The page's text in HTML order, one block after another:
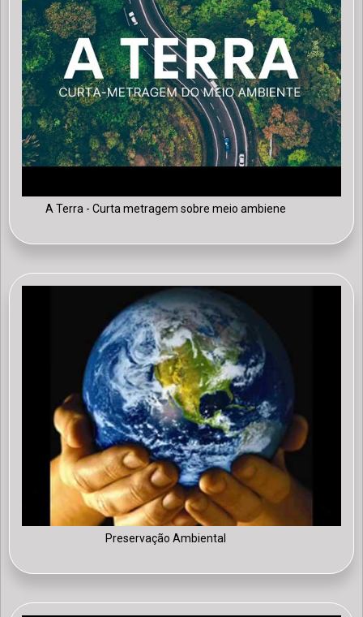
A Terra - Curta metragem sobre meio ambiene
Preservação Ambiental
tellus consectetur vehicula.